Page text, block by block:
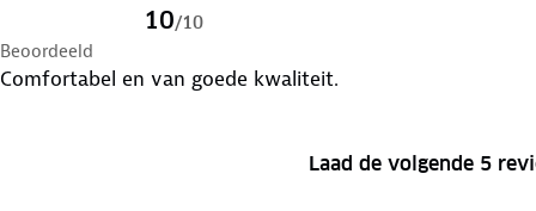
10/10
Beoordeeld
Comfortabel en van goede kwaliteit.
Laad de volgende 5